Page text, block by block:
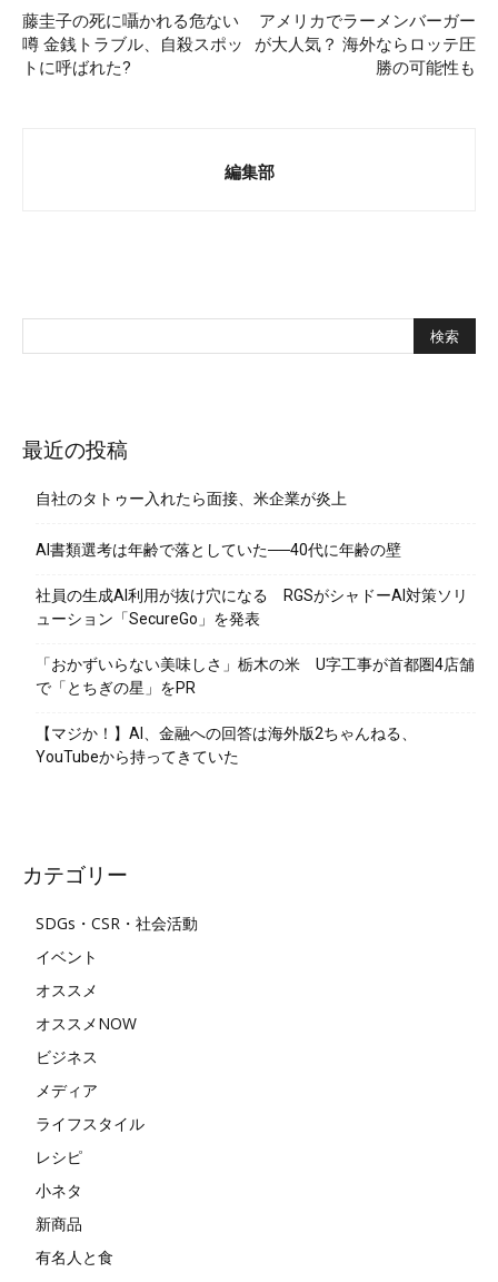
藤圭子の死に囁かれる危ない
噂 金銭トラブル、自殺スポッ
トに呼ばれた?
アメリカでラーメンバーガー
が大人気？ 海外ならロッテ圧
勝の可能性も
編集部
最近の投稿
自社のタトゥー入れたら面接、米企業が炎上
AI書類選考は年齢で落としていた──40代に年齢の壁
社員の生成AI利用が抜け穴になる RGSがシャドーAI対策ソリ
ューション「SecureGo」を発表
「おかずいらない美味しさ」栃木の米 U字工事が首都圏4店舗
で「とちぎの星」をPR
【マジか！】AI、金融への回答は海外版2ちゃんねる、
YouTubeから持ってきていた
カテゴリー
SDGs・CSR・社会活動
イベント
オススメ
オススメNOW
ビジネス
メディア
ライフスタイル
レシピ
小ネタ
新商品
有名人と食